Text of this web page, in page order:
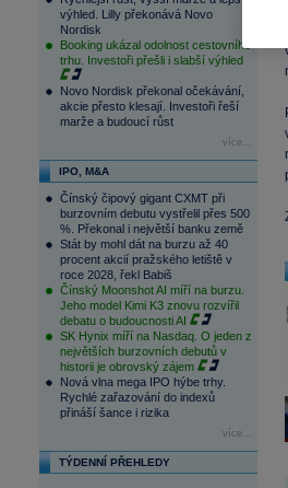
výhled. Lilly překonává Novo
Nordisk
Booking ukázal odolnost cestovního
trhu. Investoři přešli i slabší výhled
Novo Nordisk překonal očekávání,
akcie přesto klesají. Investoři řeší
marže a budoucí růst
více...
IPO, M&A
Čínský čipový gigant CXMT při
burzovním debutu vystřelil přes 500
%. Překonal i největší banku země
Stát by mohl dát na burzu až 40
procent akcií pražského letiště v
roce 2028, řekl Babiš
Čínský Moonshot AI míří na burzu.
Jeho model Kimi K3 znovu rozvířil
debatu o budoucnosti AI
SK Hynix míří na Nasdaq. O jeden z
největších burzovních debutů v
historii je obrovský zájem
Nová vlna mega IPO hýbe trhy.
Rychlé zařazování do indexů
přináší šance i rizika
více...
TÝDENNÍ PŘEHLEDY